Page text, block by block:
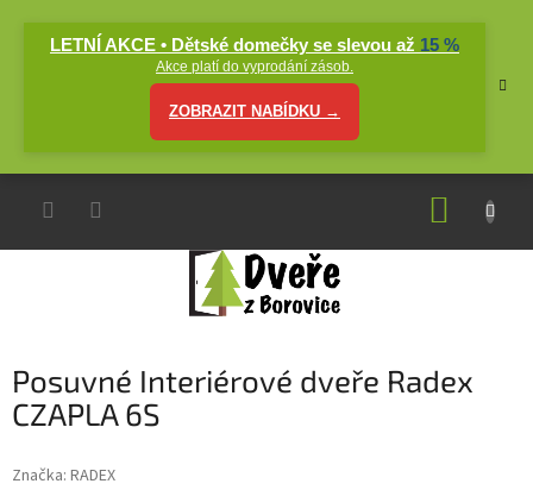
LETNÍ AKCE • Dětské domečky se slevou až 15 %
Akce platí do vyprodání zásob.
ZOBRAZIT NABÍDKU →
Posuvné Interiérové dveře Radex
CZAPLA 6S
Značka: RADEX